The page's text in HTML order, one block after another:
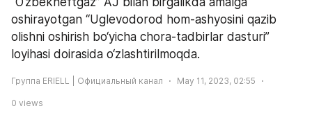
oshirayotgan “Uglevodorod hom-ashyosini qazib
olishni oshirish bo‘yicha chora-tadbirlar dasturi”
loyihasi doirasida o‘zlashtirilmoqda.
Группа ERIELL | Официальный канал May 11, 2023, 02:55
0 views